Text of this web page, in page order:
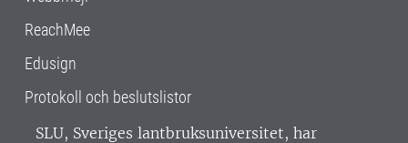
ReachMee
Edusign
Protokoll och beslutslistor
SLU, Sveriges lantbruksuniversitet, har